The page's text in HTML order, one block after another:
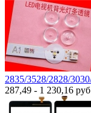
2835/3528/2828/
287,49 - 1 230,16 руб